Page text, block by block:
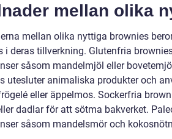
mellan olika
mellan olika nyttiga brownies
i deras tillverkning. Glutenfria
såsom mandelmjöl eller
utesluter animaliska produkter och
eller äppelmos. Sockerfria
dadlar för att sötma bakverket.
såsom mandelsmör och